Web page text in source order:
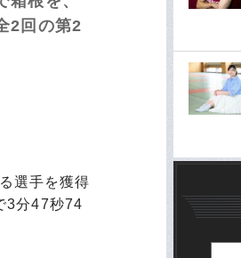
2回の第2
選手を獲得
3分47秒74